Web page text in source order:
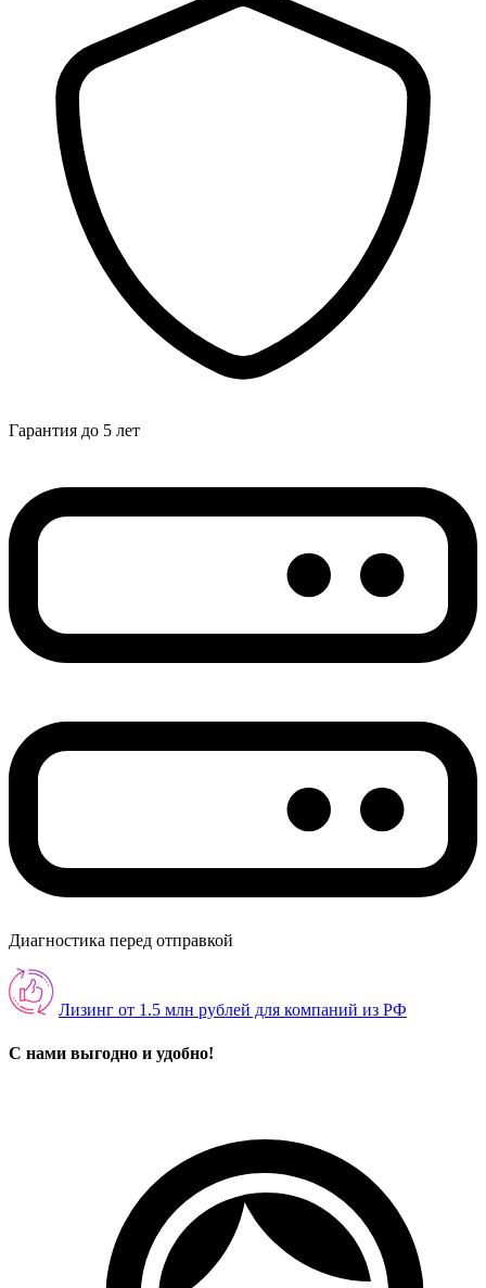
Гарантия до 5 лет
Диагностика перед отправкой
Лизинг от 1.5 млн рублей для компаний из РФ
С нами выгодно и удобно!